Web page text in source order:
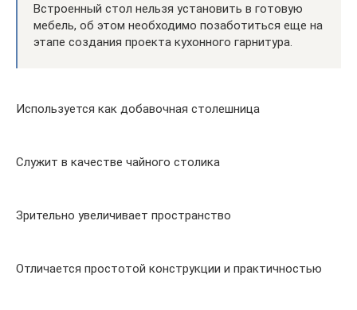
Встроенный стол нельзя установить в готовую
мебель, об этом необходимо позаботиться еще на
этапе создания проекта кухонного гарнитура.
Используется как добавочная столешница
Служит в качестве чайного столика
Зрительно увеличивает пространство
Отличается простотой конструкции и практичностью